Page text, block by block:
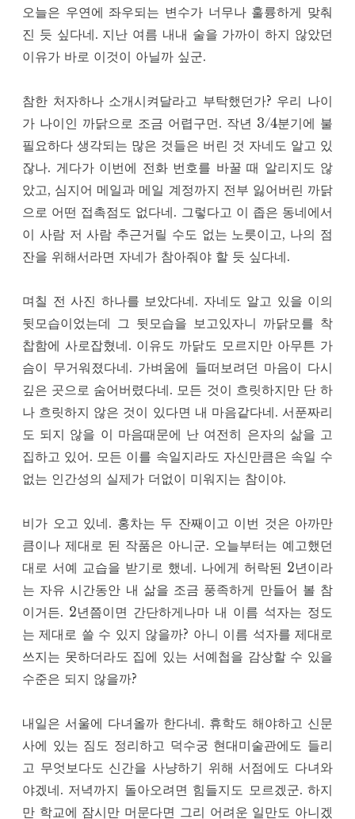
오늘은 우연에 좌우되는 변수가 너무나 훌륭하게 맞춰
진 듯 싶다네. 지난 여름 내내 술을 가까이 하지 않았던
이유가 바로 이것이 아닐까 싶군.
참한 처자하나 소개시켜달라고 부탁했던가? 우리 나이
가 나이인 까닭으로 조금 어렵구먼. 작년 3/4분기에 불
필요하다 생각되는 많은 것들은 버린 것 자네도 알고 있
잖나. 게다가 이번에 전화 번호를 바꿀 때 알리지도 않
았고, 심지어 메일과 메일 계정까지 전부 잃어버린 까닭
으로 어떤 접촉점도 없다네. 그렇다고 이 좁은 동네에서
이 사람 저 사람 추근거릴 수도 없는 노릇이고, 나의 점
잔을 위해서라면 자네가 참아줘야 할 듯 싶다네.
며칠 전 사진 하나를 보았다네. 자네도 알고 있을 이의
뒷모습이었는데 그 뒷모습을 보고있자니 까닭모를 착
찹함에 사로잡혔네. 이유도 까닭도 모르지만 아무튼 가
슴이 무거워졌다네. 가벼움에 들떠보려던 마음이 다시
깊은 곳으로 숨어버렸다네. 모든 것이 흐릿하지만 단 하
나 흐릿하지 않은 것이 있다면 내 마음같다네. 서푼짜리
도 되지 않을 이 마음때문에 난 여전히 은자의 삶을 고
집하고 있어. 모든 이를 속일지라도 자신만큼은 속일 수
없는 인간성의 실제가 더없이 미워지는 참이야.
비가 오고 있네. 홍차는 두 잔째이고 이번 것은 아까만
큼이나 제대로 된 작품은 아니군. 오늘부터는 예고했던
대로 서예 교습을 받기로 했네. 나에게 허락된 2년이라
는 자유 시간동안 내 삶을 조금 풍족하게 만들어 볼 참
이거든. 2년쯤이면 간단하게나마 내 이름 석자는 정도
는 제대로 쓸 수 있지 않을까? 아니 이름 석자를 제대로
쓰지는 못하더라도 집에 있는 서예첩을 감상할 수 있을
수준은 되지 않을까?
내일은 서울에 다녀올까 한다네. 휴학도 해야하고 신문
사에 있는 짐도 정리하고 덕수궁 현대미술관에도 들리
고 무엇보다도 신간을 사냥하기 위해 서점에도 다녀와
야겠네. 저녁까지 돌아오려면 힘들지도 모르겠군. 하지
만 학교에 잠시만 머문다면 그리 어려운 일만도 아니겠